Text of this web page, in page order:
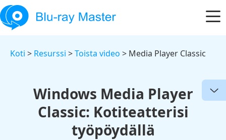
Koti > Resurssi >Toista video > Media Player Classic
Windows Media Player
Classic: Kotiteatterisi
työpöydällä